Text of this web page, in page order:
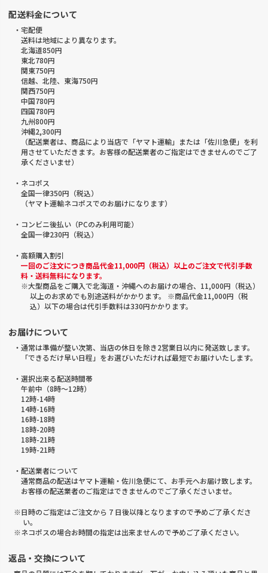
配送料金について
・宅配便
送料は地域により異なります。
北海道850円
東北780円
関東750円
信越、北陸、東海750円
関西750円
中国780円
四国780円
九州800円
沖縄2,300円
（配送業者は、商品により当店で「ヤマト運輸」または「佐川急便」を利
用させていただきます。お客様の配送業者のご指定はできませんのでご了
承くださいませ）
・ネコポス
全国一律350円（税込）
（ヤマト運輸ネコポスでのお届けになります）
・コンビニ後払い（PCのみ利用可能）
全国一律230円（税込）
・高額購入割引
一回のご注文につき商品代金11,000円（税込）以上のご注文で代引手数
料・送料無料になります。
※大型商品をご購入で北海道・沖縄へのお届けの場合、11,000円（税込）
以上のお求めでも別途送料がかかります。 ※商品代金11,000円（税
込）以下の場合は代引手数料は330円かかります。
お届けについて
・通常は準備が整い次第、当店の休日を除き2営業日以内に発送致します。
「できるだけ早い日程」をお選びいただければ最短でお届けいたします。
・選択出来る配送時間帯
午前中（8時～12時）
12時-14時
14時-16時
16時-18時
18時-20時
18時-21時
19時-21時
・配送業者について
通常商品の配送はヤマト運輸・佐川急便にて、お手元へお届け致します。
お客様の配送業者のご指定はできませんのでご了承くださいませ。
※日時のご指定はご注文から 7 日後以降となりますので予めご了承くださ
い。
※ネコポスの場合お時間の指定は出来ませんので予めご了承ください。
返品・交換について